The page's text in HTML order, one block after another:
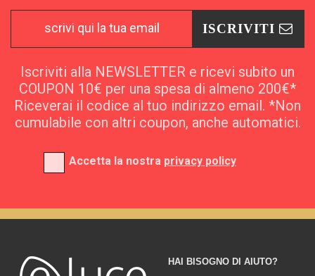
ISCRIVITI
Iscriviti alla NEWSLETTER e ricevi subito un
COUPON 10€ per una spesa di almeno 200€*
Riceverai il codice al tuo indirizzo email. *Non
cumulabile con altri coupon, anche automatici.
Accetta la nostra privacy policy
HAI BISOGNO DI AIUTO?